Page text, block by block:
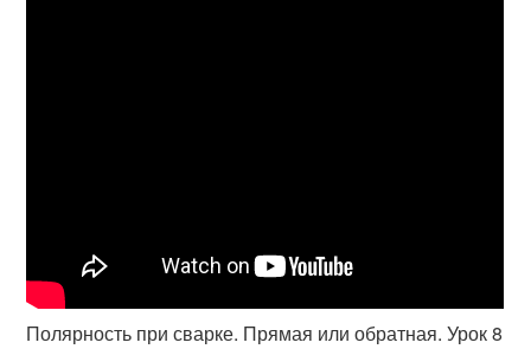
Полярность при сварке. Прямая или обратная. Урок 8